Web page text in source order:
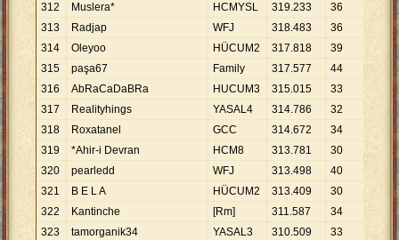
312
Muslera* HCMYSL 319.233 36 8
313
Radjap WFJ 318.483 36
314
Oleyoo HÜCUM2 317.818 39
315
paşa67 Family 317.577 44
316
AbRaCaDaBRa HUCUM3 315.015 33 9
317
Realityhings YASAL4 314.786 32
318
Roxatanel GCC 314.672 34
319
*Ahir-i Devran HCM8 313.781 30
320
pearledd WFJ 313.498 40 7
321
B E L A HÜCUM2 313.409 30
322
Kantinche [Rm] 311.587 34 9
323
tamorganik34 YASAL3 310.509 33 9